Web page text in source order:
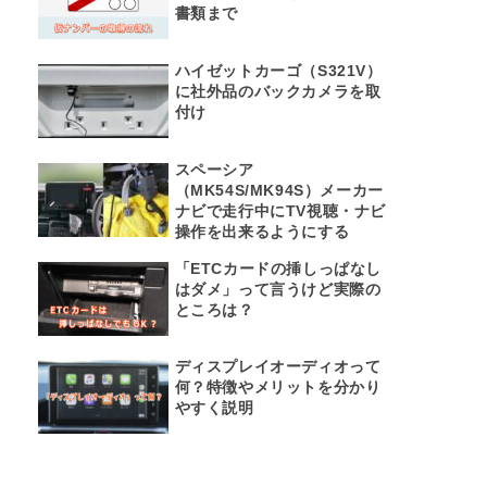
書類まで
ハイゼットカーゴ（S321V）
に社外品のバックカメラを取
付け
スペーシア
（MK54S/MK94S）メーカー
ナビで走行中にTV視聴・ナビ
操作を出来るようにする
「ETCカードの挿しっぱなし
はダメ」って言うけど実際の
ところは？
ディスプレイオーディオって
何？特徴やメリットを分かり
やすく説明